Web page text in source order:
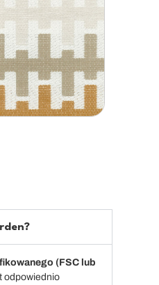
(FSC lub
odpowiednio